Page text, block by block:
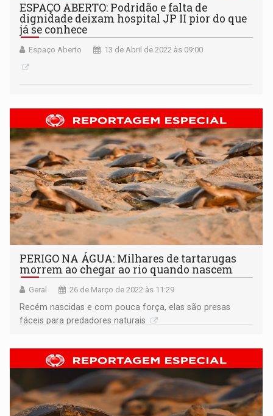
ESPAÇO ABERTO: Podridão e falta de
dignidade deixam hospital JP II pior do que
já se conhece
Espaço Aberto 13 de Abril de 2022 às 09:00
PERIGO NA ÁGUA: Milhares de tartarugas
morrem ao chegar ao rio quando nascem
Geral 26 de Março de 2022 às 11:29
Recém nascidas e com pouca força, elas são presas
fáceis para predadores naturais